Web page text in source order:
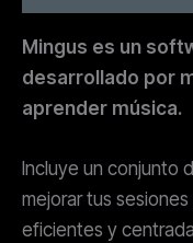
Mingus es un
desarrollado por
aprender música.
Incluye un conjunto
mejorar tus
eficientes y